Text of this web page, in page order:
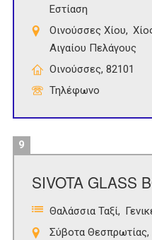
Εστίαση
Οινούσσες Χίου
Αιγαίου Πελάγους
Οινούσσες, 82101
Τηλέφωνο
9
SIVOTA GLASS
Θαλάσσια Ταξί
Σύβοτα Θεσπρωτίας